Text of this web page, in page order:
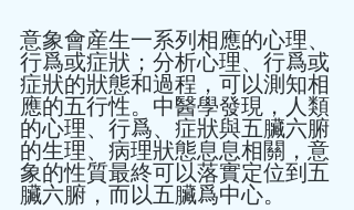
意象會産生一系列相應的心理、
行爲或症狀；分析心理、行爲或
症狀的狀態和過程，可以測知相
應的五行性。中醫學發現，人類
的心理、行爲、症狀與五臟六腑
的生理、病理狀態息息相關，意
象的性質最終可以落實定位到五
臟六腑，而以五臟爲中心。